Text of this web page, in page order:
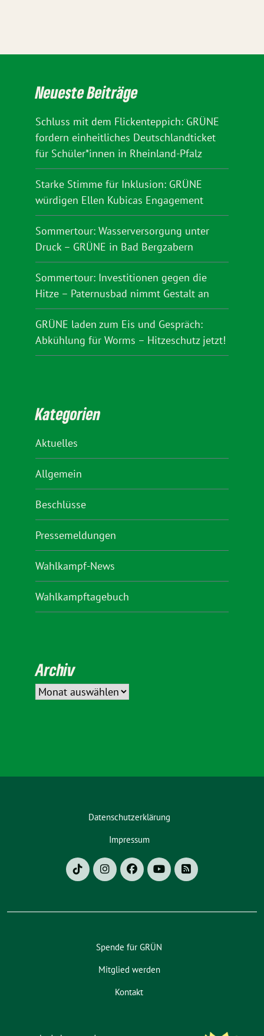
Neueste Beiträge
Schluss mit dem Flickenteppich: GRÜNE
fordern einheitliches Deutschlandticket
für Schüler*innen in Rheinland-Pfalz
Starke Stimme für Inklusion: GRÜNE
würdigen Ellen Kubicas Engagement
Sommertour: Wasserversorgung unter
Druck – GRÜNE in Bad Bergzabern
Sommertour: Investitionen gegen die
Hitze – Paternusbad nimmt Gestalt an
GRÜNE laden zum Eis und Gespräch:
Abkühlung für Worms – Hitzeschutz jetzt!
Kategorien
Aktuelles
Allgemein
Beschlüsse
Pressemeldungen
Wahlkampf-News
Wahlkampftagebuch
Archiv
Datenschutzerklärung
Impressum
Spende für GRÜN
Mitglied werden
Kontakt